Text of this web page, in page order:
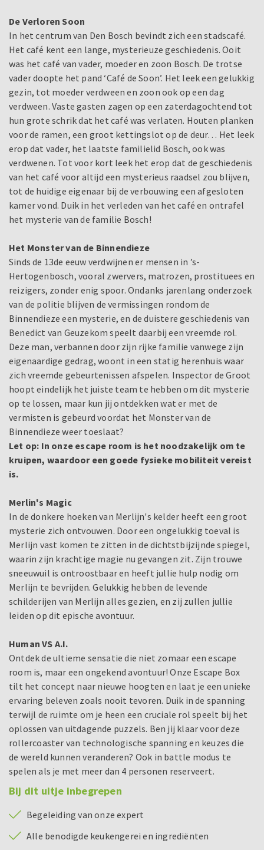
De Verloren Soon
In het centrum van Den Bosch bevindt zich een stadscafé.
Het café kent een lange, mysterieuze geschiedenis. Ooit
was het café van vader, moeder en zoon Bosch. De trotse
vader doopte het pand ‘Café de Soon’. Het leek een gelukkig
gezin, tot moeder verdween en zoon ook op een dag
verdween. Vaste gasten zagen op een zaterdagochtend tot
hun grote schrik dat het café was verlaten. Houten planken
voor de ramen, een groot kettingslot op de deur… Het leek
erop dat vader, het laatste familielid Bosch, ook was
verdwenen. Tot voor kort leek het erop dat de geschiedenis
van het café voor altijd een mysterieus raadsel zou blijven,
tot de huidige eigenaar bij de verbouwing een afgesloten
kamer vond. Duik in het verleden van het café en ontrafel
het mysterie van de familie Bosch!
Het Monster van de Binnendieze
Sinds de 13de eeuw verdwijnen er mensen in ’s-
Hertogenbosch, vooral zwervers, matrozen, prostituees en
reizigers, zonder enig spoor. Ondanks jarenlang onderzoek
van de politie blijven de vermissingen rondom de
Binnendieze een mysterie, en de duistere geschiedenis van
Benedict van Geuzekom speelt daarbij een vreemde rol.
Deze man, verbannen door zijn rijke familie vanwege zijn
eigenaardige gedrag, woont in een statig herenhuis waar
zich vreemde gebeurtenissen afspelen. Inspector de Groot
hoopt eindelijk het juiste team te hebben om dit mysterie
op te lossen, maar kun jij ontdekken wat er met de
vermisten is gebeurd voordat het Monster van de
Binnendieze weer toeslaat?
Let op: In onze escape room is het noodzakelijk om te
kruipen, waardoor een goede fysieke mobiliteit vereist
is.
Merlin's Magic
In de donkere hoeken van Merlijn's kelder heeft een groot
mysterie zich ontvouwen. Door een ongelukkig toeval is
Merlijn vast komen te zitten in de dichtstbijzijnde spiegel,
waarin zijn krachtige magie nu gevangen zit. Zijn trouwe
sneeuwuil is ontroostbaar en heeft jullie hulp nodig om
Merlijn te bevrijden. Gelukkig hebben de levende
schilderijen van Merlijn alles gezien, en zij zullen jullie
leiden op dit epische avontuur.
Human VS A.I.
Ontdek de ultieme sensatie die niet zomaar een escape
room is, maar een ongekend avontuur! Onze Escape Box
tilt het concept naar nieuwe hoogten en laat je een unieke
ervaring beleven zoals nooit tevoren. Duik in de spanning
terwijl de ruimte om je heen een cruciale rol speelt bij het
oplossen van uitdagende puzzels. Ben jij klaar voor deze
rollercoaster van technologische spanning en keuzes die
de wereld kunnen veranderen? Ook in battle modus te
spelen als je met meer dan 4 personen reserveert.
Bij dit uitje inbegrepen
Begeleiding van onze expert
Alle benodigde keukengerei en ingrediënten